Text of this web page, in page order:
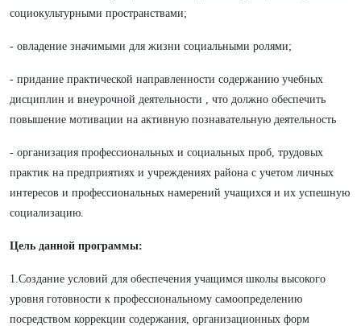
социокультурными пространствами;
- овладение значимыми для жизни социальными ролями;
- придание практической направленности содержанию учебных
дисциплин и внеурочной деятельности , что должно обеспечить
повышение мотивации на активную познавательную деятельность
- организация профессиональных и социальных проб, трудовых
практик на предприятиях и учреждениях района с учетом личных
интересов и профессиональных намерений учащихся и их успешную
социализацию.
Цель данной программы:
1.Создание условий для обеспечения учащимся школы высокого
уровня готовности к профессиональному самоопределению
посредством коррекции содержания, организационных форм